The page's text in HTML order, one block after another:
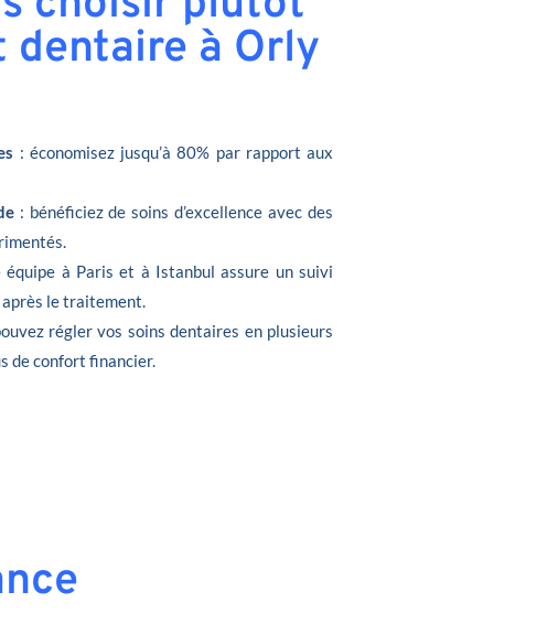
dentaire à Orly
: économisez jusqu’à 80% par rapport aux
: bénéficiez de soins d’excellence avec des
équipe à Paris et à Istanbul assure un suivi
le traitement.
régler vos soins dentaires en plusieurs
de confort financier.